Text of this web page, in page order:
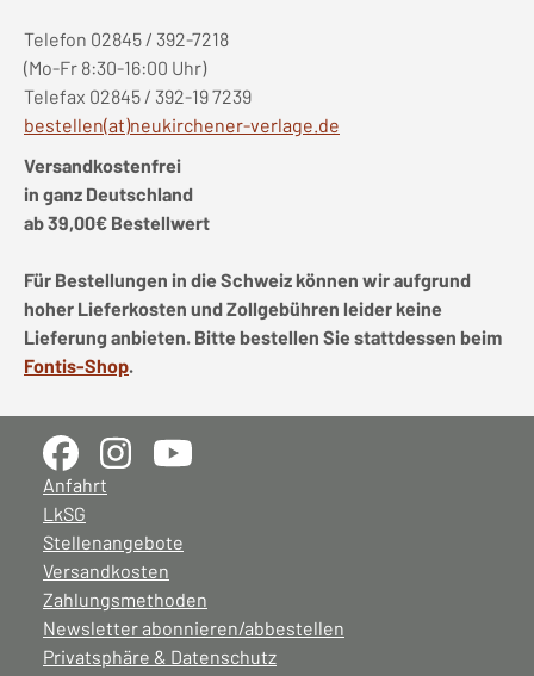
Telefon 02845 / 392-7218
(Mo-Fr 8:30-16:00 Uhr)
Telefax 02845 / 392-19 7239
bestellen(at)neukirchener-verlage.de
Versandkostenfrei
in ganz Deutschland
ab 39,00€ Bestellwert
Für Bestellungen in die Schweiz können wir aufgrund
hoher Lieferkosten und Zollgebühren leider keine
Lieferung anbieten. Bitte bestellen Sie stattdessen beim
Fontis-Shop.
Anfahrt
LkSG
Stellenangebote
Versandkosten
Zahlungsmethoden
Newsletter abonnieren/abbestellen
Privatsphäre & Datenschutz